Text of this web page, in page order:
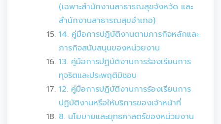
(เฉพาะสำนักงานสาธารณสุขจังหวัด และ
สำนักงานสาธารณสุขอำเภอ)
14. คู่มือการปฏิบัติงานตามภารกิจหลักและ
ภารกิจสนับสนุนของหน่วยงาน
13. คู่มือการปฏิบัติงานการร้องเรียนการ
ทุจริตและประพฤติมิชอบ
12. คู่มือการปฏิบัติงานการร้องเรียนการ
ปฏิบัติงานหรือให้บริการของเจ้าหน้าที่
8. นโยบายและยุทธศาสตร์ของหน่วยงาน